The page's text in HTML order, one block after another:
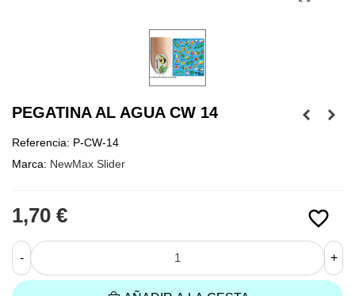
PEGATINA AL AGUA CW 14
Referencia: P-CW-14
Marca: NewMax Slider
favorite_border
1,70 €
- +